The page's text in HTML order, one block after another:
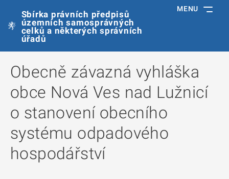
Sbírka právních předpisů
územních samosprávných
celků a některých správních
úřadů
MENU
Obecně závazná vyhláška
obce Nová Ves nad Lužnicí
o stanovení obecního
systému odpadového
hospodářství